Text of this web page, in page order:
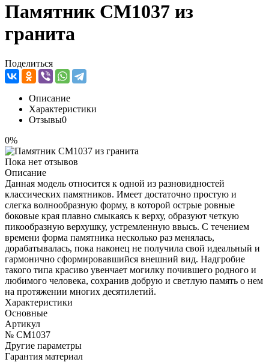
Памятник CM1037 из
гранита
Поделиться
Описание
Характеристики
Отзывы0
0%
Пока нет отзывов
Описание
Данная модель относится к одной из разновидностей
классических памятников. Имеет достаточно простую и
слегка волнообразную форму, в которой острые ровные
боковые края плавно смыкаясь к верху, образуют четкую
пикообразную верхушку, устремленную ввысь. С течением
времени форма памятника несколько раз менялась,
дорабатывалась, пока наконец не получила свой идеальный и
гармонично сформировавшийся внешний вид. Надгробие
такого типа красиво увенчает могилку почившего родного и
любимого человека, сохранив добрую и светлую память о нем
на протяжении многих десятилетий.
Характеристики
Основные
Артикул
№ CM1037
Другие параметры
Гарантия материал